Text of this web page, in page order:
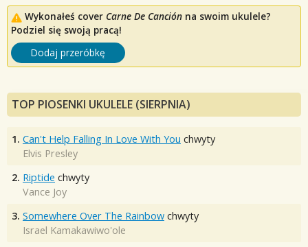
Wykonałeś cover Carne De Canción na swoim ukulele?
Podziel się swoją pracą!
Dodaj przeróbkę
TOP PIOSENKI UKULELE (SIERPNIA)
1. Can't Help Falling In Love With You chwyty
Elvis Presley
2. Riptide chwyty
Vance Joy
3. Somewhere Over The Rainbow chwyty
Israel Kamakawiwo'ole